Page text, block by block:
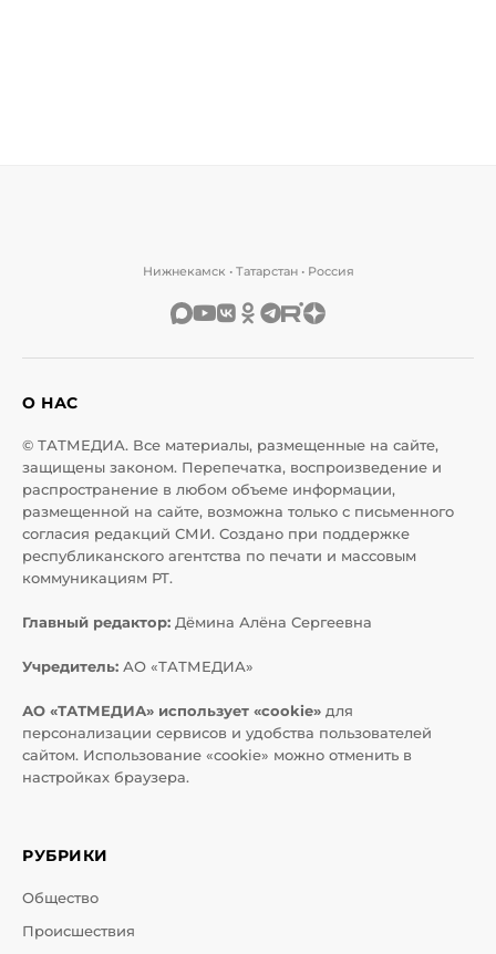
Нижнекамск • Татарстан • Россия
О НАС
© ТАТМЕДИА. Все материалы, размещенные на сайте,
защищены законом. Перепечатка, воспроизведение и
распространение в любом объеме информации,
размещенной на сайте, возможна только с письменного
согласия редакций СМИ. Создано при поддержке
республиканского агентства по печати и массовым
коммуникациям РТ.
Главный редактор: Дёмина Алёна Сергеевна
Учредитель: АО «ТАТМЕДИА»
АО «ТАТМЕДИА» использует «cookie» для
персонализации сервисов и удобства пользователей
сайтом. Использование «cookie» можно отменить в
настройках браузера.
РУБРИКИ
Общество
Происшествия